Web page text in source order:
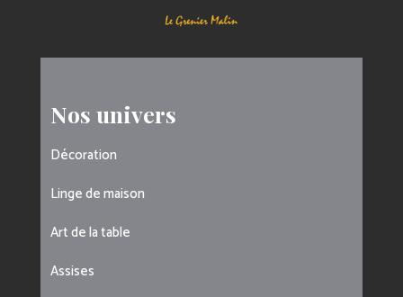
Nos univers
Décoration
Linge de maison
Art de la table
Assises